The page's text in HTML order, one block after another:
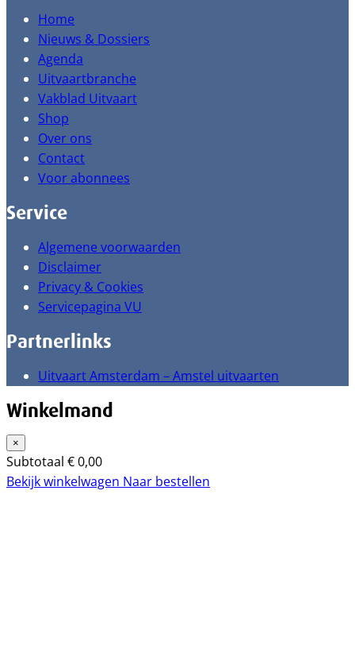
Home
Nieuws & Dossiers
Agenda
Uitvaartbranche
Vakblad Uitvaart
Shop
Over ons
Contact
Voor abonnees
Service
Algemene voorwaarden
Disclaimer
Privacy & Cookies
Servicepagina VU
Partnerlinks
Uitvaart Amsterdam – Amstel uitvaarten
Winkelmand
×
Subtotaal €0,00
Bekijk winkelwagen Naar bestellen